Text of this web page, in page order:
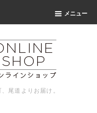
メニュー
尾道よりお届け。